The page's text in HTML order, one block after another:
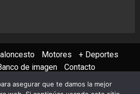
Motores
+ Deportes
de imagen Contacto
X YoutubeFacebook
TikTok
asegurar que te damos la mejor